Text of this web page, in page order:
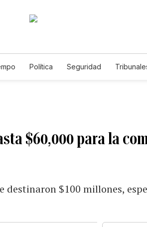
Política Seguridad
$60,000 para la
destinaron $100 millones,